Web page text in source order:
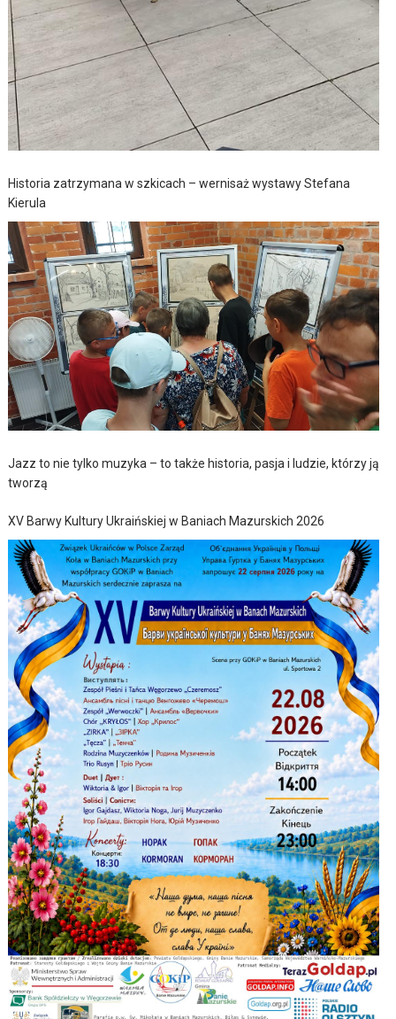
Historia zatrzymana w szkicach – wernisaż wystawy Stefana
Kierula
Jazz to nie tylko muzyka – to także historia, pasja i ludzie, którzy ją
tworzą
XV Barwy Kultury Ukraińskiej w Baniach Mazurskich 2026